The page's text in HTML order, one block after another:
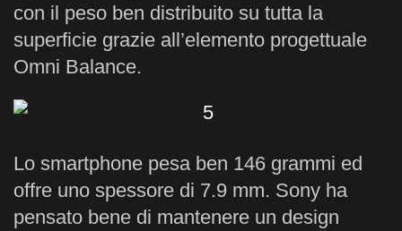
con il peso ben distribuito su tutta la
superficie grazie all’elemento progettuale
Omni Balance.
Lo smartphone pesa ben 146 grammi ed
offre uno spessore di 7.9 mm. Sony ha
pensato bene di mantenere un design